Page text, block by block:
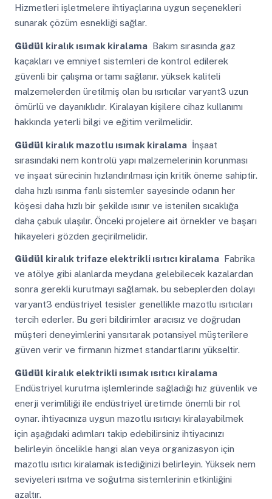
Hizmetleri işletmelere ihtiyaçlarına uygun seçenekleri
sunarak çözüm esnekliği sağlar.
Güdül kiralık ısımak kiralamaBakım sırasında gaz
kaçakları ve emniyet sistemleri de kontrol edilerek
güvenli bir çalışma ortamı sağlanır. yüksek kaliteli
malzemelerden üretilmiş olan bu ısıtıcılar varyant3 uzun
ömürlü ve dayanıklıdır. Kiralayan kişilere cihaz kullanımı
hakkında yeterli bilgi ve eğitim verilmelidir.
Güdül kiralık mazotlu ısımak kiralamaİnşaat
sırasındaki nem kontrolü yapı malzemelerinin korunması
ve inşaat sürecinin hızlandırılması için kritik öneme sahiptir.
daha hızlı ısınma fanlı sistemler sayesinde odanın her
köşesi daha hızlı bir şekilde ısınır ve istenilen sıcaklığa
daha çabuk ulaşılır. Önceki projelere ait örnekler ve başarı
hikayeleri gözden geçirilmelidir.
Güdül kiralık trifaze elektrikli ısıtıcı kiralamaFabrika
ve atölye gibi alanlarda meydana gelebilecek kazalardan
sonra gerekli kurutmayı sağlamak. bu sebeplerden dolayı
varyant3 endüstriyel tesisler genellikle mazotlu ısıtıcıları
tercih ederler. Bu geri bildirimler aracısız ve doğrudan
müşteri deneyimlerini yansıtarak potansiyel müşterilere
güven verir ve firmanın hizmet standartlarını yükseltir.
Güdül kiralık elektrikli ısımak ısıtıcı kiralama
Endüstriyel kurutma işlemlerinde sağladığı hız güvenlik ve
enerji verimliliği ile endüstriyel üretimde önemli bir rol
oynar. ihtiyacınıza uygun mazotlu ısıtıcıyı kiralayabilmek
için aşağıdaki adımları takip edebilirsiniz ihtiyacınızı
belirleyin öncelikle hangi alan veya organizasyon için
mazotlu ısıtıcı kiralamak istediğinizi belirleyin. Yüksek nem
seviyeleri ısıtma ve soğutma sistemlerinin etkinliğini
azaltır.